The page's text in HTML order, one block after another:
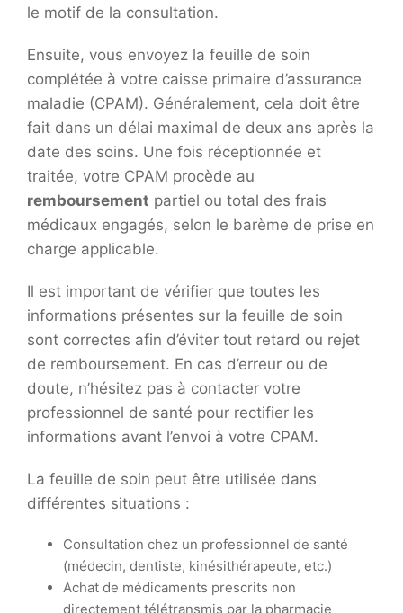
le motif de la consultation.
Ensuite, vous envoyez la feuille de soin
complétée à votre caisse primaire d’assurance
maladie (CPAM). Généralement, cela doit être
fait dans un délai maximal de deux ans après la
date des soins. Une fois réceptionnée et
traitée, votre CPAM procède au
remboursement partiel ou total des frais
médicaux engagés, selon le barème de prise en
charge applicable.
Il est important de vérifier que toutes les
informations présentes sur la feuille de soin
sont correctes afin d’éviter tout retard ou rejet
de remboursement. En cas d’erreur ou de
doute, n’hésitez pas à contacter votre
professionnel de santé pour rectifier les
informations avant l’envoi à votre CPAM.
La feuille de soin peut être utilisée dans
différentes situations :
Consultation chez un professionnel de santé
(médecin, dentiste, kinésithérapeute, etc.)
Achat de médicaments prescrits non
directement télétransmis par la pharmacie